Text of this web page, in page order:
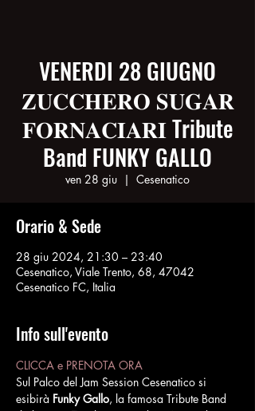
VENERDI 28 GIUGNO
𝐙𝐔𝐂𝐂𝐇𝐄𝐑𝐎 𝐒𝐔𝐆𝐀𝐑
𝐅𝐎𝐑𝐍𝐀𝐂𝐈𝐀𝐑𝐈 Tribute
Band FUNKY GALLO
ven 28 giu
  |
Cesenatico
Orario & Sede
28 giu 2024, 21:30 – 23:40
Cesenatico, Viale Trento, 68, 47042
Cesenatico FC, Italia
Info sull'evento
CLICCA e PRENOTA ORA
Sul Palco del Jam Session Cesenatico si
esibirà Funky Gallo, la famosa Tribute Band